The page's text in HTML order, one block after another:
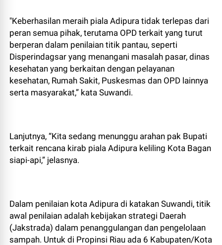
"Keberhasilan meraih piala Adipura tidak terlepas dari
peran semua pihak, terutama OPD terkait yang turut
berperan dalam penilaian titik pantau, seperti
Disperindagsar yang menangani masalah pasar, dinas
kesehatan yang berkaitan dengan pelayanan
kesehatan, Rumah Sakit, Puskesmas dan OPD lainnya
serta masyarakat,” kata Suwandi.
Lanjutnya, “Kita sedang menunggu arahan pak Bupati
terkait rencana kirab piala Adipura keliling Kota Bagan
siapi-api,” jelasnya.
Dalam penilaian kota Adipura di katakan Suwandi, titik
awal penilaian adalah kebijakan strategi Daerah
(Jakstrada) dalam penanggulangan dan pengelolaan
sampah. Untuk di Propinsi Riau ada 6 Kabupaten/Kota